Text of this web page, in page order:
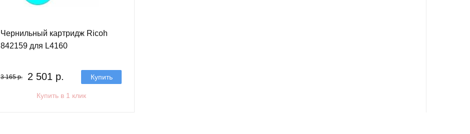
Чернильный картридж Ricoh
842159 для L4160
3 165 р. 2 501 р. Купить
Купить в 1 клик